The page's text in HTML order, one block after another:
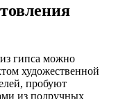
гипса можно
художественной
пробуют
из подручных